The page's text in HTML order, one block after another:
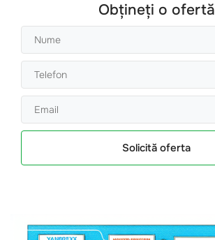
Obțineți o ofertă
Solicită oferta